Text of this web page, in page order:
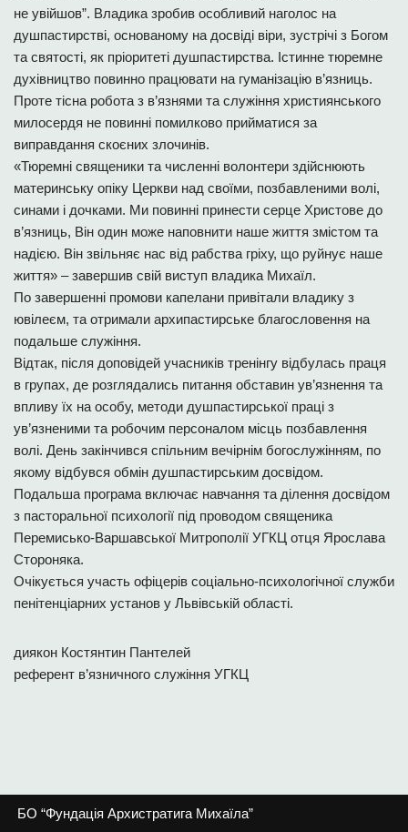
не увійшов”. Владика зробив особливий наголос на
душпастирстві, основаному на досвіді віри, зустрічі з Богом
та святості, як пріоритеті душпастирства. Істинне тюремне
духівництво повинно працювати на гуманізацію в’язниць.
Проте тісна робота з в’язнями та служіння християнського
милосердя не повинні помилково прийматися за
виправдання скоєних злочинів.
«Тюремні священики та численні волонтери здійснюють
материнську опіку Церкви над своїми, позбавленими волі,
синами і дочками. Ми повинні принести серце Христове до
в’язниць, Він один може наповнити наше життя змістом та
надією. Він звільняє нас від рабства гріху, що руйнує наше
життя» – завершив свій виступ владика Михаїл.
По завершенні промови капелани привітали владику з
ювілеєм, та отримали архипастирське благословення на
подальше служіння.
Відтак, після доповідей учасників тренінгу відбулась праця
в групах, де розглядались питання обставин ув’язнення та
впливу їх на особу, методи душпастирської праці з
ув’язненими та робочим персоналом місць позбавлення
волі. День закінчився спільним вечірнім богослужінням, по
якому відбувся обмін душпастирським досвідом.
Подальша програма включає навчання та ділення досвідом
з пасторальної психології під проводом священика
Перемисько-Варшавської Митрополії УГКЦ отця Ярослава
Стороняка.
Очікується участь офіцерів соціально-психологічної служби
пенітенціарних установ у Львівській області.
диякон Костянтин Пантелей
референт в’язничного служіння УГКЦ
БО “Фундація Архистратига Михаїла”